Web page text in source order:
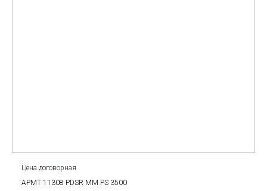
Цена договорная
APMT 11308 PDSR MM PS 3500